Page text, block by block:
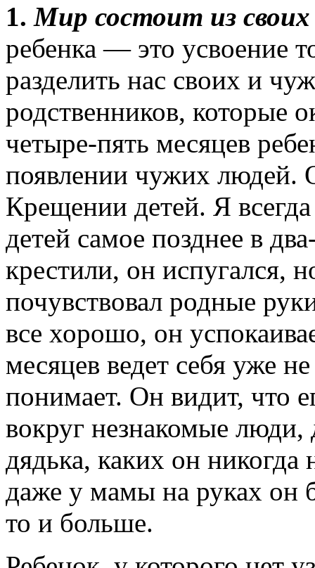
1.Мир состоит из
ребенка — это усвоение
разделить нас своих и
родственников, которые
четыре-пять месяцев
появлении чужих людей.
Крещении детей. Я всегда
детей самое позднее в
крестили, он испугался,
почувствовал родные
все хорошо, он
месяцев ведет себя уже
понимает. Он видит, что
вокруг незнакомые
дядька, каких он
даже у мамы на руках он
то и больше.